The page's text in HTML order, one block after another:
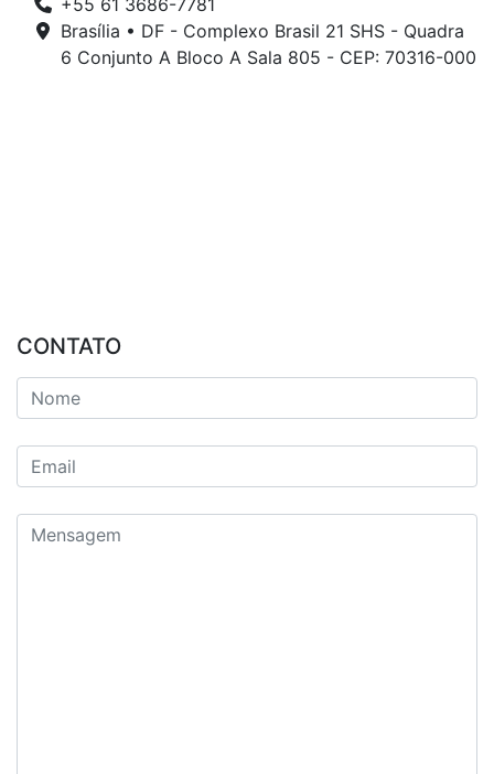
+55 61 3686-7781
Brasília • DF - Complexo Brasil 21 SHS - Quadra
6 Conjunto A Bloco A Sala 805 - CEP: 70316-000
CONTATO